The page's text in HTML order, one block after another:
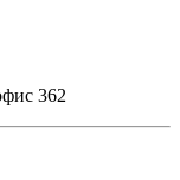
362